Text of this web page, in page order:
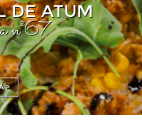
DE ATUM
nº67
>